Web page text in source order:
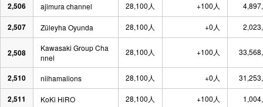
2,506 ajimura channel 28,100人 +100人
2,507 Züleyha Oyunda 28,100人 +0人
2,508
Kawasaki Group Cha
nnel
28,100人 +100人
2,510 niihamalions 28,100人 +0人
2,511 KoKi HiRO 28,100人 +100人